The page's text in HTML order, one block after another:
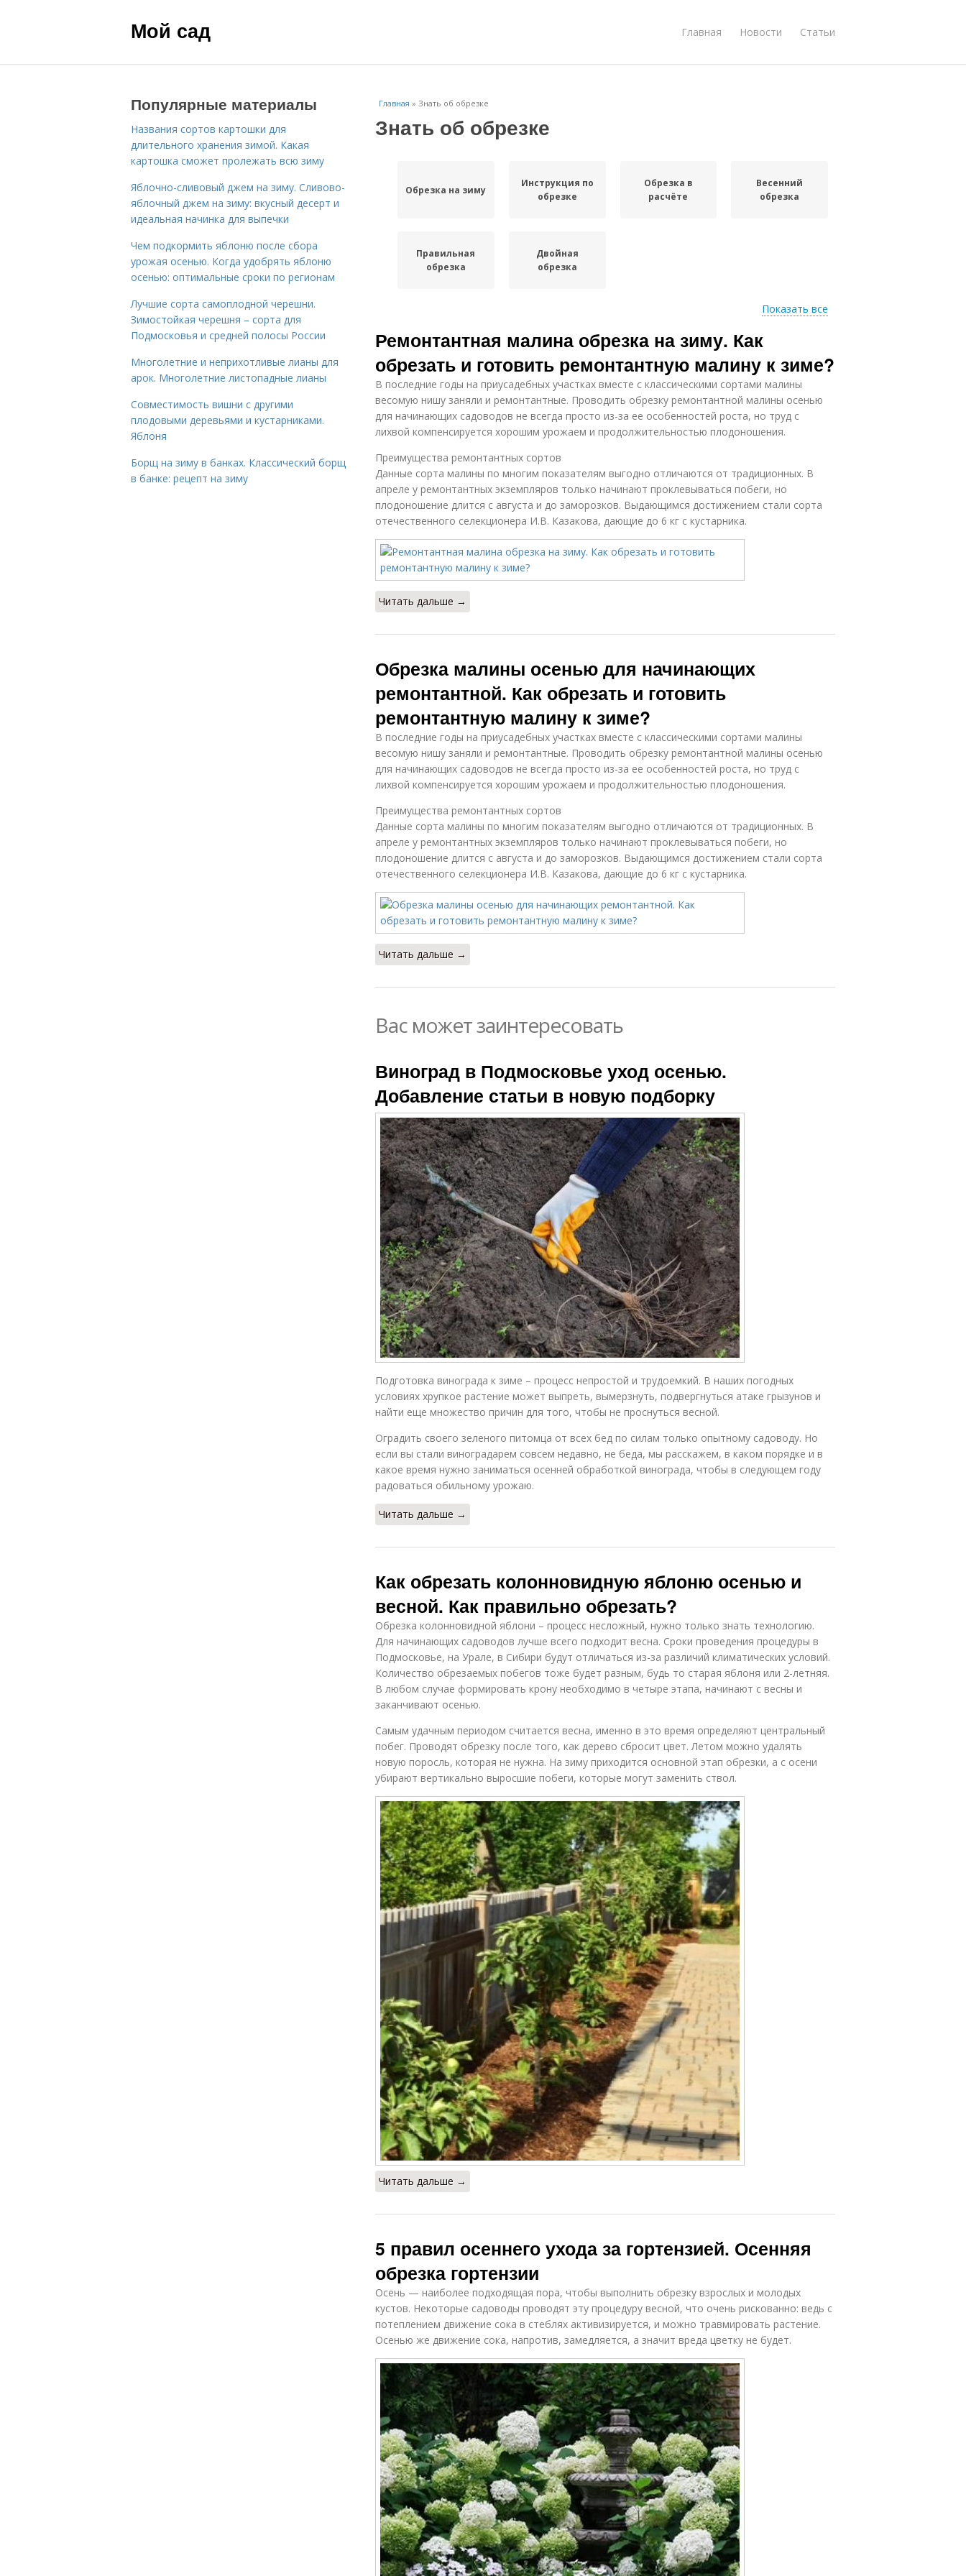
Мой сад Главная Новости Статьи
Главная » Знать об обрезке
Знать об обрезке
Обрезка на зиму
Инструкция по
обрезке
Обрезка в
расчёте
Весенний
обрезка
Правильная
обрезка
Двойная
обрезка
Показать все
Ремонтантная малина обрезка на зиму. Как
обрезать и готовить ремонтантную малину к зиме?
В последние годы на приусадебных участках вместе с классическими сортами малины
весомую нишу заняли и ремонтантные. Проводить обрезку ремонтантной малины осенью
для начинающих садоводов не всегда просто из-за ее особенностей роста, но труд с
лихвой компенсируется хорошим урожаем и продолжительностью плодоношения.
Преимущества ремонтантных сортов
Данные сорта малины по многим показателям выгодно отличаются от традиционных. В
апреле у ремонтантных экземпляров только начинают проклевываться побеги, но
плодоношение длится с августа и до заморозков. Выдающимся достижением стали сорта
отечественного селекционера И.В. Казакова, дающие до 6 кг с кустарника.
Читать дальше →
Обрезка малины осенью для начинающих
ремонтантной. Как обрезать и готовить
ремонтантную малину к зиме?
В последние годы на приусадебных участках вместе с классическими сортами малины
весомую нишу заняли и ремонтантные. Проводить обрезку ремонтантной малины осенью
для начинающих садоводов не всегда просто из-за ее особенностей роста, но труд с
лихвой компенсируется хорошим урожаем и продолжительностью плодоношения.
Преимущества ремонтантных сортов
Данные сорта малины по многим показателям выгодно отличаются от традиционных. В
апреле у ремонтантных экземпляров только начинают проклевываться побеги, но
плодоношение длится с августа и до заморозков. Выдающимся достижением стали сорта
отечественного селекционера И.В. Казакова, дающие до 6 кг с кустарника.
Читать дальше →
Вас может заинтересовать
Виноград в Подмосковье уход осенью.
Добавление статьи в новую подборку
Подготовка винограда к зиме – процесс непростой и трудоемкий. В наших погодных
условиях хрупкое растение может выпреть, вымерзнуть, подвергнуться атаке грызунов и
найти еще множество причин для того, чтобы не проснуться весной.
Оградить своего зеленого питомца от всех бед по силам только опытному садоводу. Но
если вы стали виноградарем совсем недавно, не беда, мы расскажем, в каком порядке и в
какое время нужно заниматься осенней обработкой винограда, чтобы в следующем году
радоваться обильному урожаю.
Читать дальше →
Как обрезать колонновидную яблоню осенью и
весной. Как правильно обрезать?
Обрезка колонновидной яблони – процесс несложный, нужно только знать технологию.
Для начинающих садоводов лучше всего подходит весна. Сроки проведения процедуры в
Подмосковье, на Урале, в Сибири будут отличаться из-за различий климатических условий.
Количество обрезаемых побегов тоже будет разным, будь то старая яблоня или 2-летняя.
В любом случае формировать крону необходимо в четыре этапа, начинают с весны и
заканчивают осенью.
Самым удачным периодом считается весна, именно в это время определяют центральный
побег. Проводят обрезку после того, как дерево сбросит цвет. Летом можно удалять
новую поросль, которая не нужна. На зиму приходится основной этап обрезки, а с осени
убирают вертикально выросшие побеги, которые могут заменить ствол.
Читать дальше →
5 правил осеннего ухода за гортензией. Осенняя
обрезка гортензии
Осень — наиболее подходящая пора, чтобы выполнить обрезку взрослых и молодых
кустов. Некоторые садоводы проводят эту процедуру весной, что очень рискованно: ведь с
потеплением движение сока в стеблях активизируется, и можно травмировать растение.
Осенью же движение сока, напротив, замедляется, а значит вреда цветку не будет.
Популярные материалы
Названия сортов картошки для
длительного хранения зимой. Какая
картошка сможет пролежать всю зиму
Яблочно-сливовый джем на зиму. Сливово-
яблочный джем на зиму: вкусный десерт и
идеальная начинка для выпечки
Чем подкормить яблоню после сбора
урожая осенью. Когда удобрять яблоню
осенью: оптимальные сроки по регионам
Лучшие сорта самоплодной черешни.
Зимостойкая черешня – сорта для
Подмосковья и средней полосы России
Многолетние и неприхотливые лианы для
арок. Многолетние листопадные лианы
Совместимость вишни с другими
плодовыми деревьями и кустарниками.
Яблоня
Борщ на зиму в банках. Классический борщ
в банке: рецепт на зиму